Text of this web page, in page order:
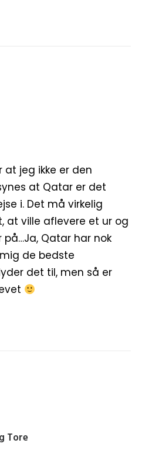
jeg ikke er den
at Qatar er det
i. Det må virkelig
at ville aflevere et ur og
på…Ja, Qatar har nok
de bedste
det til, men så er
Tore